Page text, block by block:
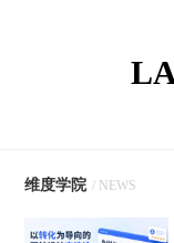
维度学院 / NEWS